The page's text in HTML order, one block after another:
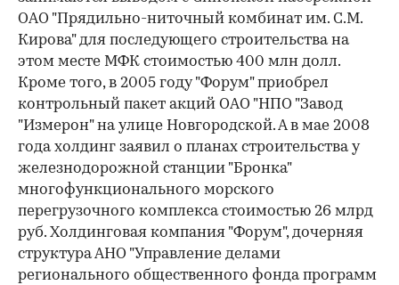
ОАО "Прядильно-ниточный комбинат им. С.М.
Кирова" для последующего строительства на
этом месте МФК стоимостью 400 млн долл.
Кроме того, в 2005 году "Форум" приобрел
контрольный пакет акций ОАО "НПО "Завод
"Измерон" на улице Новгородской. А в мае 2008
года холдинг заявил о планах строительства у
железнодорожной станции "Бронка"
многофункционального морского
перегрузочного комплекса стоимостью 26 млрд
руб. Холдинговая компания "Форум", дочерняя
структура АНО "Управление делами
регионального общественного фонда программ